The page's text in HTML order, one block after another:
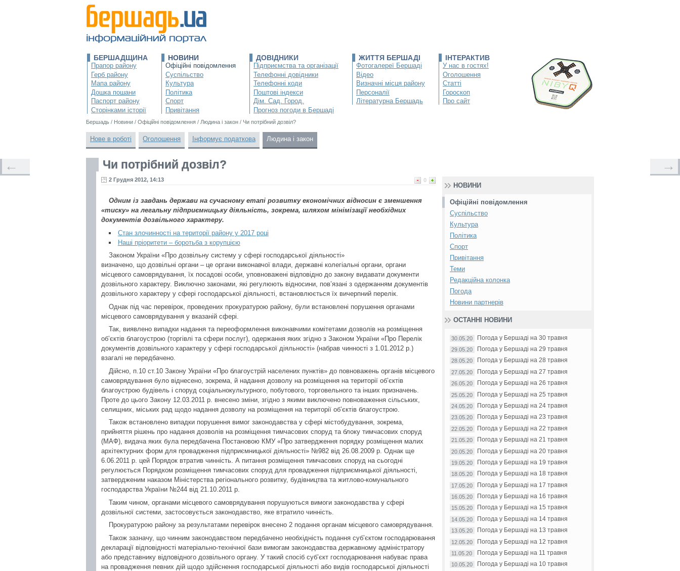
БЕРШАДЩИНА
Прапор району
Герб району
Мапа району
Дошка пошани
Паспорт району
Сторінками історії
НОВИНИ
Офіційні повідомлення
Суспільство
Культура
Політика
Спорт
Привітання
ДОВІДНИКИ
Підприємства та організації
Телефонні довідники
Телефонні коди
Поштові індекси
Дім. Сад. Город.
Прогноз погоди в Бершаді
ЖИТТЯ БЕРШАДІ
Фотогалереї Бершаді
Відео
Визначні місця району
Персоналії
Літературна Бершадь
ІНТЕРАКТИВ
У нас в гостях!
Оголошення
Статті
Гороскоп
Про сайт
Бершадь / Новини / Офіційні повідомлення / Людина і закон / Чи потрібний дозвіл?
Нове в роботі Оголошення Інформує податкова Людина і закон
Чи потрібний дозвіл?
0
2 Грудня 2012, 14:13
Одним із завдань держави на сучасному етапі розвитку економічних відносин є зменшення
«тиску» на легальну підприємницьку діяльність, зокрема, шляхом мінімізації необхідних
документів дозвільного характеру.
Стан злочинності на території району у 2017 році
Наші пріоритети – боротьба з корупцією
Законом України «Про дозвільну систему у сфері господарської діяльності»
визначено, що дозвільні органи – це органи виконавчої влади, державні колегіальні органи, органи
місцевого самоврядування, їх посадові особи, уповноважені відповідно до закону видавати документи
дозвільного характеру. Виключно законами, які регулюють відносини, пов’язані з одержанням документів
дозвільного характеру у сфері господарської діяльності, встановлюється їх вичерпний перелік.
Однак під час перевірок, проведених прокуратурою району, були встановлені порушення органами
місцевого самоврядування у вказаній сфері.
Так, виявлено випадки надання та переоформлення виконавчими комітетами дозволів на розміщення
об’єктів благоустрою (торгівлі та сфери послуг), одержання яких згідно з Законом України «Про Перелік
документів дозвільного характеру у сфері господарської діяльності» (набрав чинності з 1.01.2012 р.)
взагалі не передбачено.
Дійсно, п.10 ст.10 Закону України «Про благоустрій населених пунктів» до повноважень органів місцевого
самоврядування було віднесено, зокрема, й надання дозволу на розміщення на території об’єктів
благоустрою будівель і споруд соціальнокультурного, побутового, торговельного та інших призначень.
Проте до цього Закону 12.03.2011 р. внесено зміни, згідно з якими виключено повноваження сільських,
селищних, міських рад щодо надання дозволу на розміщення на території об’єктів благоустрою.
Також встановлено випадки порушення вимог законодавства у сфері містобудування, зокрема,
прийняття рішень про надання дозволів на розміщення тимчасових споруд та блоку тимчасових споруд
(МАФ), видача яких була передбачена Постановою КМУ «Про затвердження порядку розміщення малих
архітектурних форм для провадження підприємницької діяльності» №982 від 26.08.2009 р. Однак ще
6.06.2011 р. цей Порядок втратив чинність. А питання розміщення тимчасових споруд на сьогодні
регулюється Порядком розміщення тимчасових споруд для провадження підприємницької діяльності,
затвердженим наказом Міністерства регіонального розвитку, будівництва та житлово-комунального
господарства України №244 від 21.10.2011 р.
Таким чином, органами місцевого самоврядування порушуються вимоги законодавства у сфері
дозвільної системи, застосовується законодавство, яке втратило чинність.
Прокуратурою району за результатами перевірок внесено 2 подання органам місцевого самоврядування.
Також зазначу, що чинним законодавством передбачено необхідність подання суб’єктом господарювання
декларації відповідності матеріально-технічної бази вимогам законодавства державному адміністратору
або представнику відповідного дозвільного органу. У такий спосіб суб’єкт господарювання набуває права
на провадження певних дій щодо здійснення господарської діяльності або видів господарської діяльності
← →
НОВИНИ
Офіційні повідомлення
Суспільство
Культура
Політика
Спорт
Привітання
Теми
Редакційна колонка
Погода
Новини партнерів
ОСТАННІ НОВИНИ
30.05.20 Погода у Бершаді на 30 травня
29.05.20 Погода у Бершаді на 29 травня
28.05.20 Погода у Бершаді на 28 травня
27.05.20 Погода у Бершаді на 27 травня
26.05.20 Погода у Бершаді на 26 травня
25.05.20 Погода у Бершаді на 25 травня
24.05.20 Погода у Бершаді на 24 травня
23.05.20 Погода у Бершаді на 23 травня
22.05.20 Погода у Бершаді на 22 травня
21.05.20 Погода у Бершаді на 21 травня
20.05.20 Погода у Бершаді на 20 травня
19.05.20 Погода у Бершаді на 19 травня
18.05.20 Погода у Бершаді на 18 травня
17.05.20 Погода у Бершаді на 17 травня
16.05.20 Погода у Бершаді на 16 травня
15.05.20 Погода у Бершаді на 15 травня
14.05.20 Погода у Бершаді на 14 травня
13.05.20 Погода у Бершаді на 13 травня
12.05.20 Погода у Бершаді на 12 травня
11.05.20 Погода у Бершаді на 11 травня
10.05.20 Погода у Бершаді на 10 травня